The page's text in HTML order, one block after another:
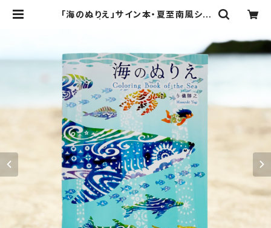
「海のぬりえ」サイン本・夏至南風ショ